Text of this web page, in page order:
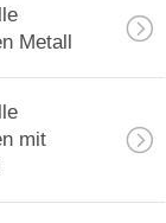
Metall
mit